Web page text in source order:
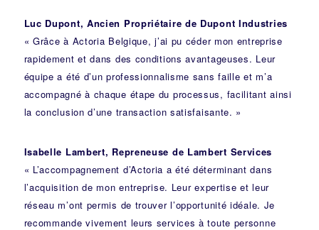
Luc Dupont, Ancien Propriétaire de Dupont Industries
« Grâce à Actoria Belgique, j’ai pu céder mon entreprise
rapidement et dans des conditions avantageuses. Leur
équipe a été d’un professionnalisme sans faille et m’a
accompagné à chaque étape du processus, facilitant ainsi
la conclusion d’une transaction satisfaisante. »
Isabelle Lambert, Repreneuse de Lambert Services
« L’accompagnement d’Actoria a été déterminant dans
l’acquisition de mon entreprise. Leur expertise et leur
réseau m’ont permis de trouver l’opportunité idéale. Je
recommande vivement leurs services à toute personne